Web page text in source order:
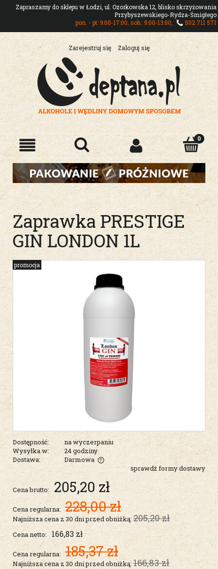
Zapraszamy do sklepu w Łodzi, ul. Ozorkowska 12, blisko skrzyżowania
Przybyszewskiego-Rydza-Śmigłego
pon. - pt: 9:00-17:00, sob.: 9:00-13:00,
502 711 571
Zarejestruj się Zaloguj się
Zaprawka PRESTIGE
GIN LONDON 1L
promocja
Dostępność:
na wyczerpaniu
Wysyłka w:
24 godziny
Dostawa:
Darmowa
Cena nie zawiera ewentualnych kosztów płatności
sprawdź formy dostawy
Cena brutto: 205,20 zł
Cena regularna: 228,00 zł
Najniższa cena z 30 dni przed obniżką: 205,20 zł
Cena netto: 166,83 zł
Cena regularna: 185,37 zł
Najniższa cena z 30 dni przed obniżką:166,83 zł